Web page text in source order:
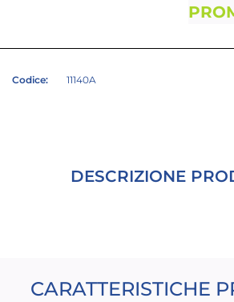
Codice: 11140A
DESCRIZIONE
CARATTERISTICHE